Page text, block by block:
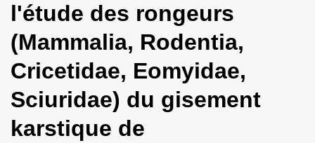
g
a
t
i
n
l'étude des rongeurs
(Mammalia, Rodentia,
Cricetidae, Eomyidae,
Sciuridae) du gisement
karstique de